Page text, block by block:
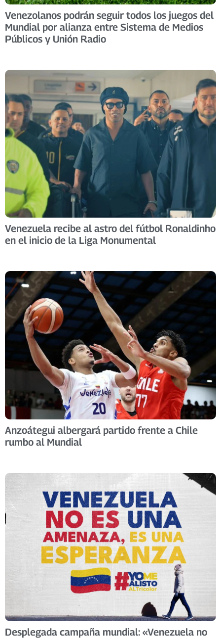
Venezolanos podrán seguir todos los juegos del
Mundial por alianza entre Sistema de Medios
Públicos y Unión Radio
Venezuela recibe al astro del fútbol Ronaldinho
en el inicio de la Liga Monumental
Anzoátegui albergará partido frente a Chile
rumbo al Mundial
Desplegada campaña mundial: «Venezuela no